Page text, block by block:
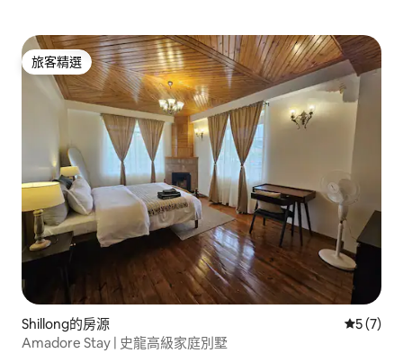
旅客精選
旅客精選
Shillong的房源 從 7 則評
5 (7)
Amadore Stay | 史龍高級家庭別墅